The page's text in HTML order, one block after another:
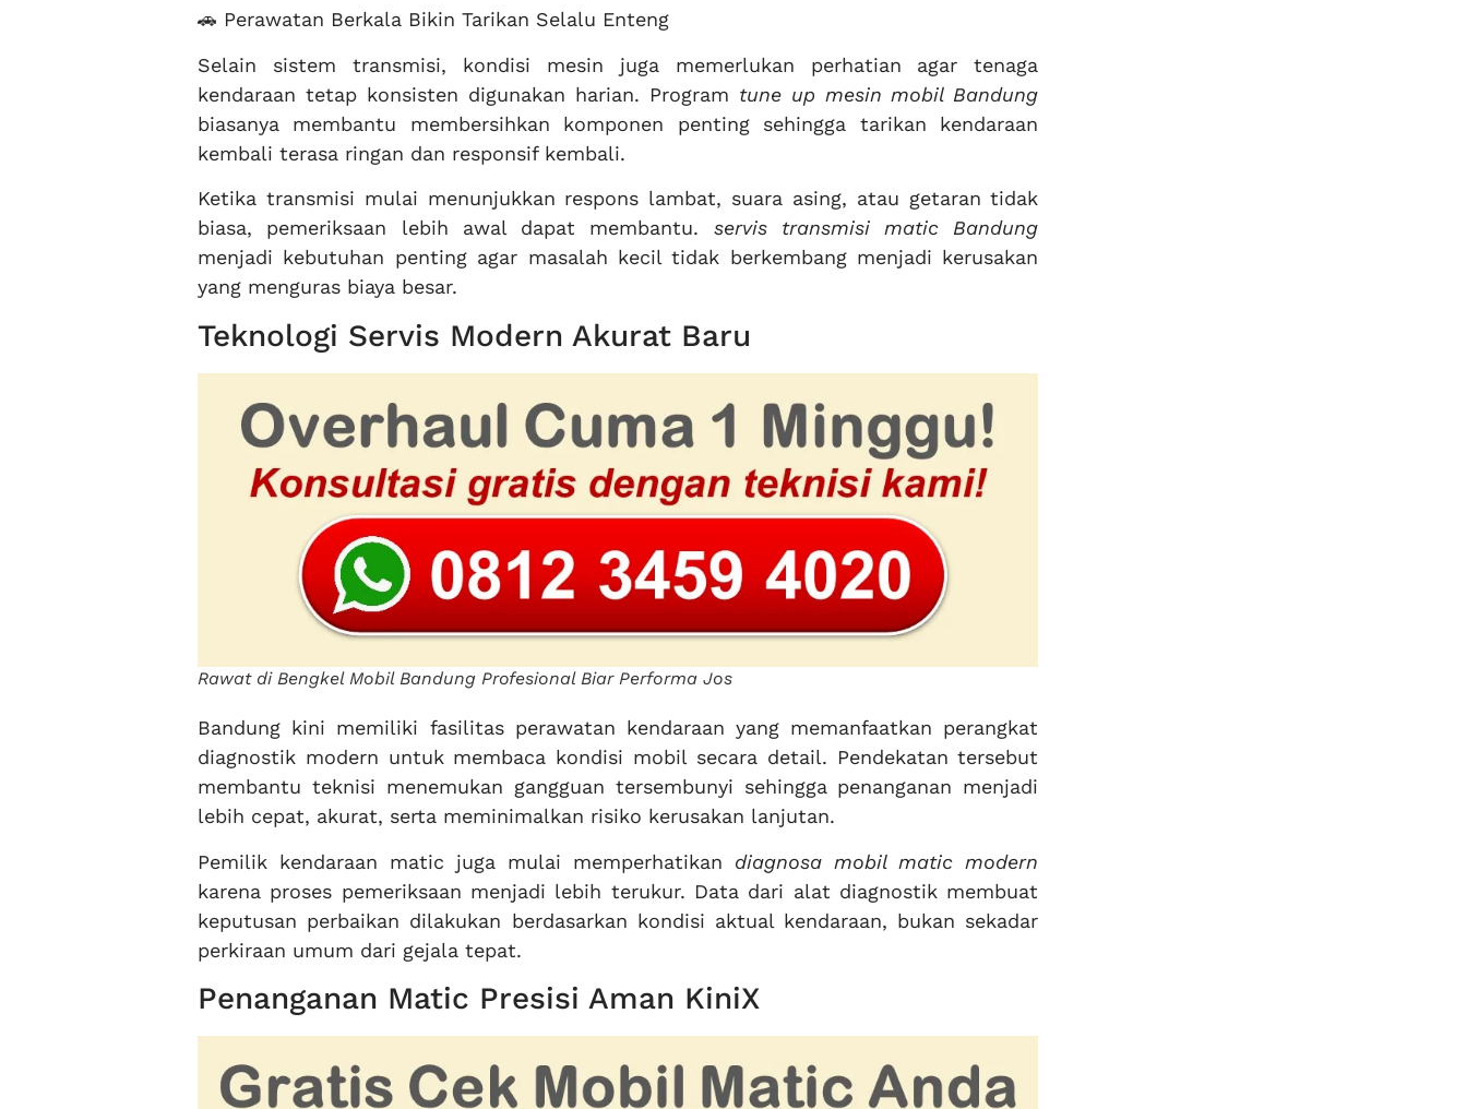
🚗 Perawatan Berkala Bikin Tarikan Selalu Enteng
Selain sistem transmisi, kondisi mesin juga memerlukan perhatian agar tenaga
kendaraan tetap konsisten digunakan harian. Program tune up mesin mobil Bandung
biasanya membantu membersihkan komponen penting sehingga tarikan kendaraan
kembali terasa ringan dan responsif kembali.
Ketika transmisi mulai menunjukkan respons lambat, suara asing, atau getaran tidak
biasa, pemeriksaan lebih awal dapat membantu. servis transmisi matic Bandung
menjadi kebutuhan penting agar masalah kecil tidak berkembang menjadi kerusakan
yang menguras biaya besar.
Teknologi Servis Modern Akurat Baru
Rawat di Bengkel Mobil Bandung Profesional Biar Performa Jos
Bandung kini memiliki fasilitas perawatan kendaraan yang memanfaatkan perangkat
diagnostik modern untuk membaca kondisi mobil secara detail. Pendekatan tersebut
membantu teknisi menemukan gangguan tersembunyi sehingga penanganan menjadi
lebih cepat, akurat, serta meminimalkan risiko kerusakan lanjutan.
Pemilik kendaraan matic juga mulai memperhatikan diagnosa mobil matic modern
karena proses pemeriksaan menjadi lebih terukur. Data dari alat diagnostik membuat
keputusan perbaikan dilakukan berdasarkan kondisi aktual kendaraan, bukan sekadar
perkiraan umum dari gejala tepat.
Penanganan Matic Presisi Aman KiniX